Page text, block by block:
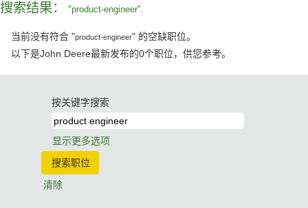
搜索结果： "product-engineer".
当前没有符合 "product-engineer" 的空缺职位。
以下是John Deere最新发布的0个职位，供您参考。
按关键字搜索
显示更多选项
清除